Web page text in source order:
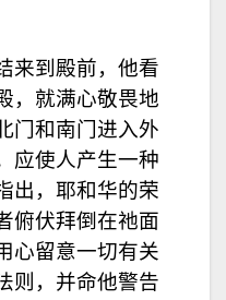
来到殿前，他看
，就满心敬畏地
门和南门进入外
应使人产生一种
出，耶和华的荣
俯伏拜倒在祂面
心留意一切有关
则，并命他警告